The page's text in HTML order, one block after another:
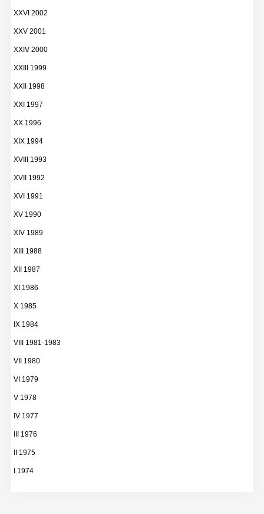
XXVI 2002
XXV 2001
XXIV 2000
XXIII 1999
XXII 1998
XXI 1997
XX 1996
XIX 1994
XVIII 1993
XVII 1992
XVI 1991
XV 1990
XIV 1989
XIII 1988
XII 1987
XI 1986
X 1985
IX 1984
VIII 1981-1983
VII 1980
VI 1979
V 1978
IV 1977
III 1976
II 1975
I 1974